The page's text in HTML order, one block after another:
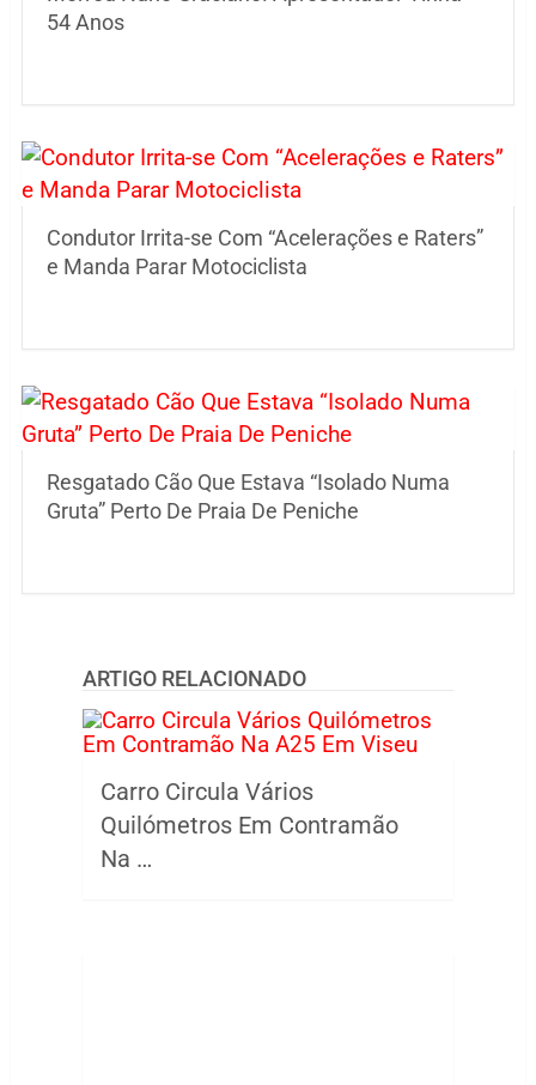
54 Anos
Condutor Irrita-se Com “Acelerações e Raters”
e Manda Parar Motociclista
Resgatado Cão Que Estava “Isolado Numa
Gruta” Perto De Praia De Peniche
ARTIGO RELACIONADO
Carro Circula Vários
Quilómetros Em Contramão
Na …